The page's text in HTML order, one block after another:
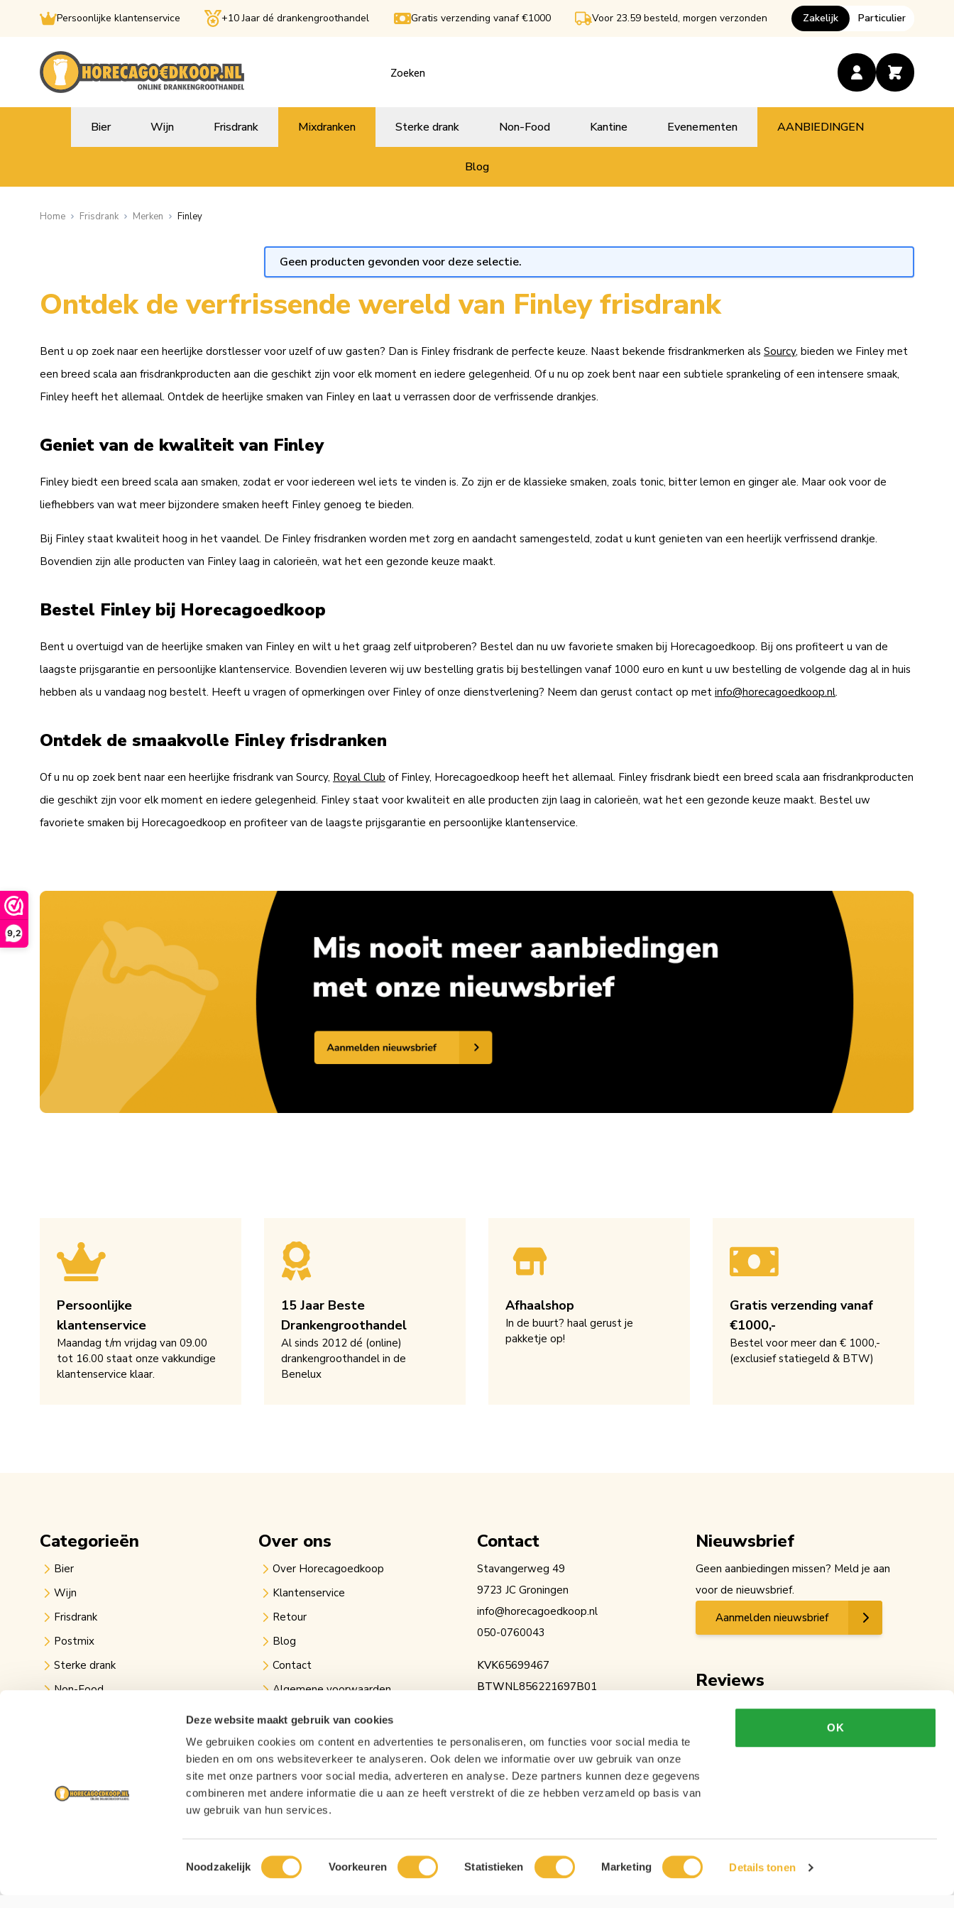
9,2
Deze website maakt gebruik van cookies
We gebruiken cookies om content en advertenties te personaliseren, om functies voor social media te
bieden en om ons websiteverkeer te analyseren. Ook delen we informatie over uw gebruik van onze
site met onze partners voor social media, adverteren en analyse. Deze partners kunnen deze gegevens
combineren met andere informatie die u aan ze heeft verstrekt of die ze hebben verzameld op basis van
uw gebruik van hun services.
Toestemmingsselectie
Noodzakelijk Voorkeuren Statistieken Marketing Details tonen
OK
Persoonlijke klantenservice +10 Jaar dé drankengroothandel Gratis verzending vanaf €1000 Voor 23.59 besteld, morgen verzonden Zakelijk Particulier
Bier Wijn Frisdrank Mixdranken Sterke drank Non-Food Kantine Evenementen AANBIEDINGEN
Blog
Home Frisdrank Merken Finley
Geen producten gevonden voor deze selectie.
Ontdek de verfrissende wereld van Finley frisdrank
Bent u op zoek naar een heerlijke dorstlesser voor uzelf of uw gasten? Dan is Finley frisdrank de perfecte keuze. Naast bekende frisdrankmerken als Sourcy, bieden we Finley met
een breed scala aan frisdrankproducten aan die geschikt zijn voor elk moment en iedere gelegenheid. Of u nu op zoek bent naar een subtiele sprankeling of een intensere smaak,
Finley heeft het allemaal. Ontdek de heerlijke smaken van Finley en laat u verrassen door de verfrissende drankjes.
Geniet van de kwaliteit van Finley
Finley biedt een breed scala aan smaken, zodat er voor iedereen wel iets te vinden is. Zo zijn er de klassieke smaken, zoals tonic, bitter lemon en ginger ale. Maar ook voor de
liefhebbers van wat meer bijzondere smaken heeft Finley genoeg te bieden.
Bij Finley staat kwaliteit hoog in het vaandel. De Finley frisdranken worden met zorg en aandacht samengesteld, zodat u kunt genieten van een heerlijk verfrissend drankje.
Bovendien zijn alle producten van Finley laag in calorieën, wat het een gezonde keuze maakt.
Bestel Finley bij Horecagoedkoop
Bent u overtuigd van de heerlijke smaken van Finley en wilt u het graag zelf uitproberen? Bestel dan nu uw favoriete smaken bij Horecagoedkoop. Bij ons profiteert u van de
laagste prijsgarantie en persoonlijke klantenservice. Bovendien leveren wij uw bestelling gratis bij bestellingen vanaf 1000 euro en kunt u uw bestelling de volgende dag al in huis
hebben als u vandaag nog bestelt. Heeft u vragen of opmerkingen over Finley of onze dienstverlening? Neem dan gerust contact op met info@horecagoedkoop.nl.
Ontdek de smaakvolle Finley frisdranken
Of u nu op zoek bent naar een heerlijke frisdrank van Sourcy, Royal Club of Finley, Horecagoedkoop heeft het allemaal. Finley frisdrank biedt een breed scala aan frisdrankproducten
die geschikt zijn voor elk moment en iedere gelegenheid. Finley staat voor kwaliteit en alle producten zijn laag in calorieën, wat het een gezonde keuze maakt. Bestel uw
favoriete smaken bij Horecagoedkoop en profiteer van de laagste prijsgarantie en persoonlijke klantenservice.
Persoonlijke
klantenservice
Maandag t/m vrijdag van 09.00
tot 16.00 staat onze vakkundige
klantenservice klaar.
15 Jaar Beste
Drankengroothandel
Al sinds 2012 dé (online)
drankengroothandel in de
Benelux
Afhaalshop
In de buurt? haal gerust je
pakketje op!
Gratis verzending vanaf
€1000,-
Bestel voor meer dan € 1000,-
(exclusief statiegeld & BTW)
Categorieën
Bier
Wijn
Frisdrank
Postmix
Sterke drank
Non-Food
Over ons
Over Horecagoedkoop
Klantenservice
Retour
Blog
Contact
Algemene voorwaarden
Privacy verklaring
Links
Contact
Stavangerweg 49
9723 JC Groningen
info@horecagoedkoop.nl
050-0760043
KVK65699467
BTWNL856221697B01
Nieuwsbrief
Geen aanbiedingen missen? Meld je aan
voor de nieuwsbrief.
Aanmelden nieuwsbrief
Reviews